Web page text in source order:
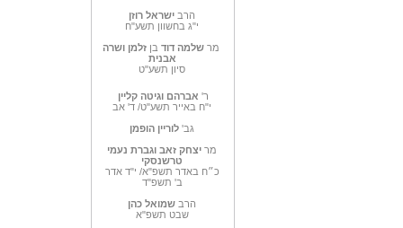
הרב ישראל רוזן
י"ג בחשוון תשע"ח
מר שלמה דוד בן זלמן ושרה
אבנית
סיון תשע"ט
ר' אברהם וגיטה קליין
י"ח באייר תשע"ט/ ד' אב
גב' לוריין הופמן
מר יצחק זאב וגברת נעמי
טרשנסקי
כ״ח באדר תשפ"א/ י"ד אדר
ב' תשפ"ד
הרב שמואל כהן
שבט תשפ"א